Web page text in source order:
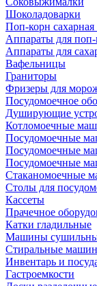
Шоколадоварки
Поп-корн
Аппараты для поп-
Аппараты для
Вафельницы
Граниторы
Фризеры для
Посудомоечное
Душирующие
Котломоечные
Посудомоечные
Посудомоечные
Посудомоечные
Стаканомоечные
Столы для
Кассеты
Прачечное
Катки гладильные
Машины
Стиральные
Инвентарь и
Гастроемкости